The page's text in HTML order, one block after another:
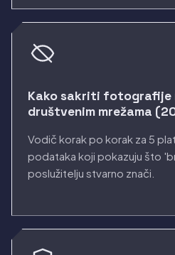
Kako sakriti fotografije
društvenim mrežama
Vodič korak po korak za 5
podataka koji pokazuju što
poslužitelju stvarno znači.